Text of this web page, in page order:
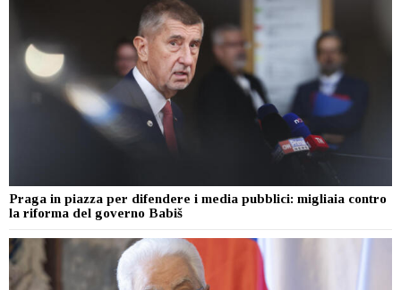
Praga in piazza per difendere i media pubblici: migliaia contro
la riforma del governo Babiš